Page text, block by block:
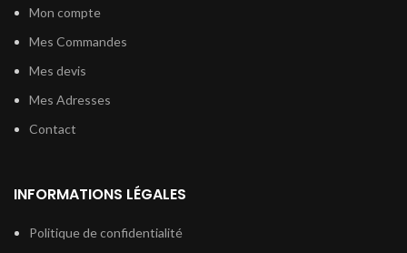
Mon compte
Mes Commandes
Mes devis
Mes Adresses
Contact
INFORMATIONS LÉGALES
Politique de confidentialité